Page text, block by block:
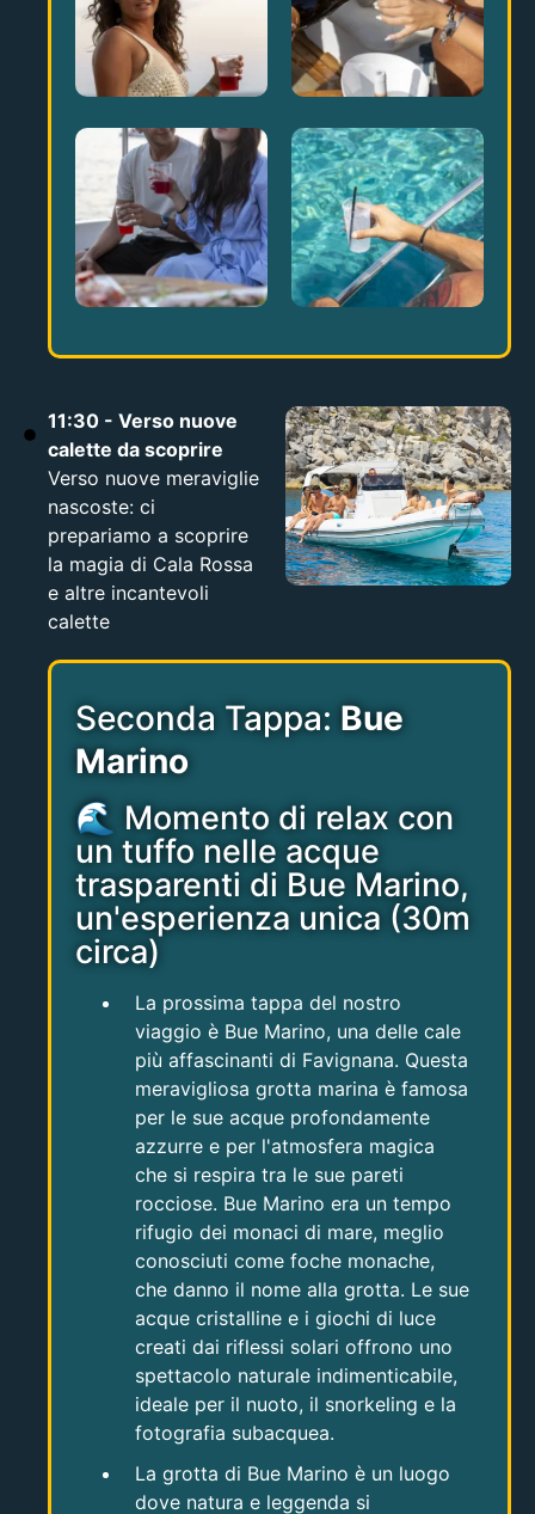
11:30 - Verso nuove
calette da scoprire
Verso nuove meraviglie
nascoste: ci
prepariamo a scoprire
la magia di Cala Rossa
e altre incantevoli
calette
Seconda Tappa: Bue
Marino
🌊 Momento di relax con
un tuffo nelle acque
trasparenti di Bue Marino,
un'esperienza unica (30m
circa)
La prossima tappa del nostro
viaggio è Bue Marino, una delle cale
più affascinanti di Favignana. Questa
meravigliosa grotta marina è famosa
per le sue acque profondamente
azzurre e per l'atmosfera magica
che si respira tra le sue pareti
rocciose. Bue Marino era un tempo
rifugio dei monaci di mare, meglio
conosciuti come foche monache,
che danno il nome alla grotta. Le sue
acque cristalline e i giochi di luce
creati dai riflessi solari offrono uno
spettacolo naturale indimenticabile,
ideale per il nuoto, il snorkeling e la
fotografia subacquea.
La grotta di Bue Marino è un luogo
dove natura e leggenda si